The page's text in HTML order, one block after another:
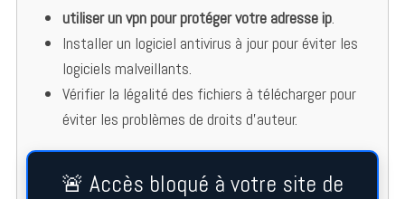
utiliser un vpn pour protéger votre adresse ip.
Installer un logiciel antivirus à jour pour éviter les
logiciels malveillants.
Vérifier la légalité des fichiers à télécharger pour
éviter les problèmes de droits d’auteur.
🚨 Accès bloqué à votre site de